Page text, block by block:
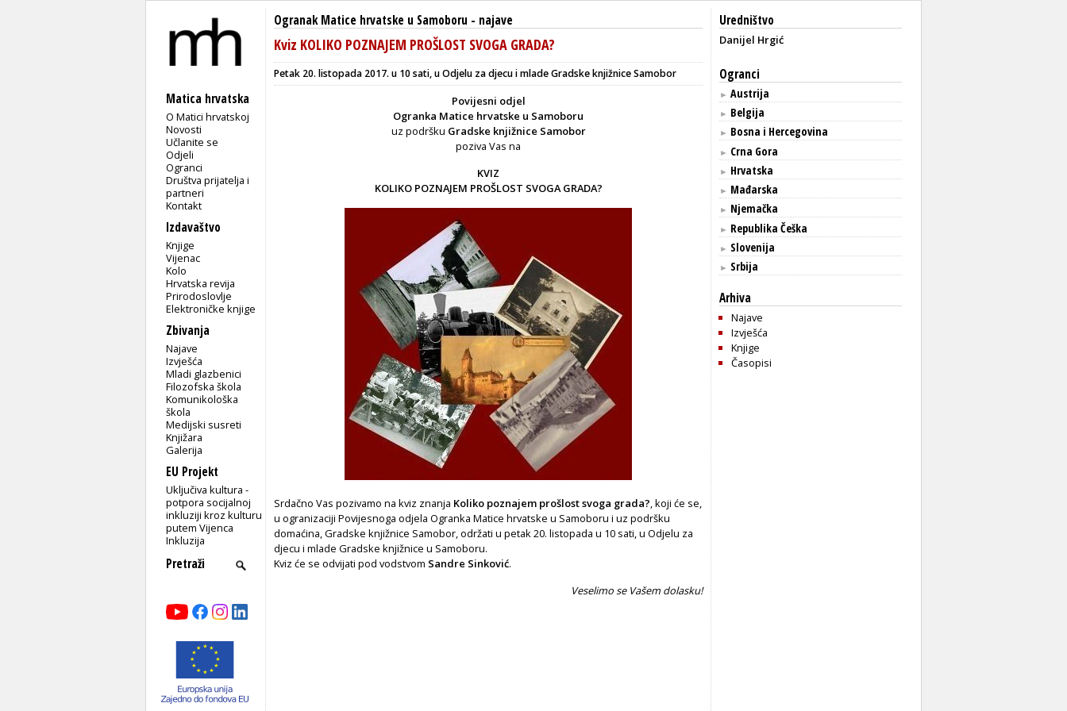
Matica hrvatska
O Matici hrvatskoj
Novosti
Učlanite se
Odjeli
Ogranci
Društva prijatelja i
partneri
Kontakt
Izdavaštvo
Knjige
Vijenac
Kolo
Hrvatska revija
Prirodoslovlje
Elektroničke knjige
Zbivanja
Najave
Izvješća
Mladi glazbenici
Filozofska škola
Komunikološka
škola
Medijski susreti
Knjižara
Galerija
EU Projekt
Uključiva kultura -
potpora socijalnoj
inkluziji kroz kulturu
putem Vijenca
Inkluzija
Ogranak Matice hrvatske u Samoboru - najave
Kviz KOLIKO POZNAJEM PROŠLOST SVOGA GRADA?
Petak 20. listopada 2017. u 10 sati, u Odjelu za djecu i mlade Gradske knjižnice Samobor
Povijesni odjel
Ogranka Matice hrvatske u Samoboru
uz podršku Gradske knjižnice Samobor
poziva Vas na
KVIZ
KOLIKO POZNAJEM PROŠLOST SVOGA GRADA?
Srdačno Vas pozivamo na kviz znanja Koliko poznajem prošlost svoga grada?, koji će se,
u ogranizaciji Povijesnoga odjela Ogranka Matice hrvatske u Samoboru i uz podršku
domaćina, Gradske knjižnice Samobor, održati u petak 20. listopada u 10 sati, u Odjelu za
djecu i mlade Gradske knjižnice u Samoboru.
Kviz će se odvijati pod vodstvom Sandre Sinković.
Veselimo se Vašem dolasku!
Uredništvo
Danijel Hrgić
Ogranci
► Austrija
► Belgija
► Bosna i Hercegovina
► Crna Gora
► Hrvatska
► Mađarska
► Njemačka
► Republika Češka
► Slovenija
► Srbija
Arhiva
Najave
Izvješća
Knjige
Časopisi